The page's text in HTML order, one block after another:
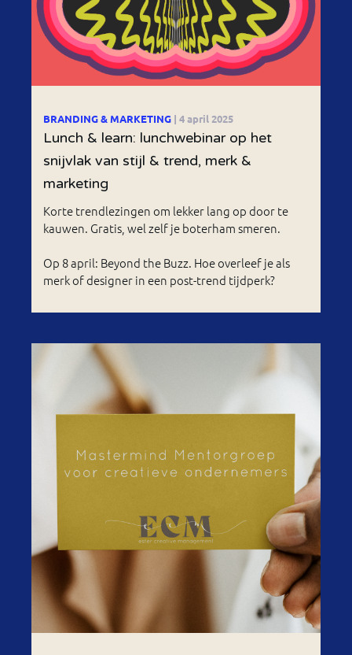
BRANDING & MARKETING | 4 april 2025
Lunch & learn: lunchwebinar op het
snijvlak van stijl & trend, merk &
marketing
Korte trendlezingen om lekker lang op door te
kauwen. Gratis, wel zelf je boterham smeren.
Op 8 april: Beyond the Buzz. Hoe overleef je als
merk of designer in een post-trend tijdperk?